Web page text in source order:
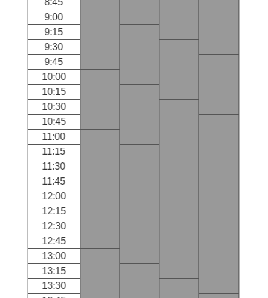
8:45
9:00
9:15
9:30
9:45
10:00
10:15
10:30
10:45
11:00
11:15
11:30
11:45
12:00
12:15
12:30
12:45
13:00
13:15
13:30